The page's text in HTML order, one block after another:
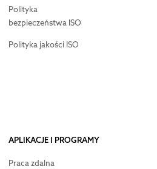
Polityka
bezpieczeństwa ISO
Polityka jakości ISO
APLIKACJE I PROGRAMY
Praca zdalna